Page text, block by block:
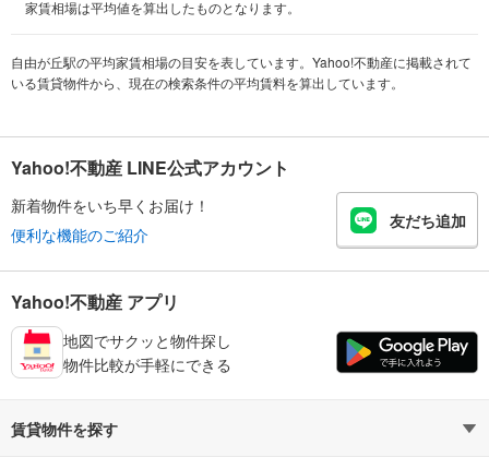
家賃相場は平均値を算出したものとなります。
自由が丘駅の平均家賃相場の目安を表しています。Yahoo!不動産に掲載されて
いる賃貸物件から、現在の検索条件の平均賃料を算出しています。
Yahoo!不動産 LINE公式アカウント
新着物件をいち早くお届け！
便利な機能のご紹介
友だち追加
Yahoo!不動産 アプリ
地図でサクッと物件探し
物件比較が手軽にできる
賃貸物件を探す